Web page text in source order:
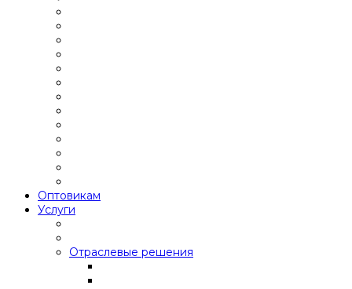
Оптовикам
Услуги
Отраслевые решения